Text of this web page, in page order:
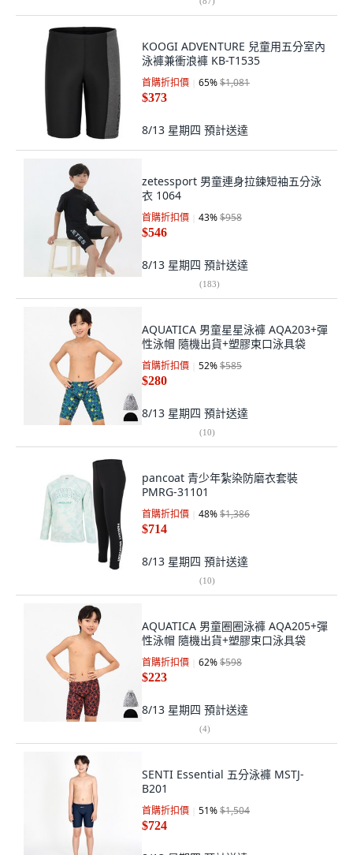
KOOGI ADVENTURE 兒童用五分室內
泳褲兼衝浪褲 KB-T1535
首購折扣價 65%$1,081
$373
8/13 星期四 預計送達
zetessport 男童連身拉鍊短袖五分泳
衣 1064
首購折扣價 43%$958
$546
8/13 星期四 預計送達
(183)
AQUATICA 男童星星泳褲 AQA203+彈
性泳帽 隨機出貨+塑膠束口泳具袋
首購折扣價 52%$585
$280
8/13 星期四 預計送達
(10)
pancoat 青少年紮染防磨衣套裝
PMRG-31101
首購折扣價 48%$1,386
$714
8/13 星期四 預計送達
(10)
AQUATICA 男童圈圈泳褲 AQA205+彈
性泳帽 隨機出貨+塑膠束口泳具袋
首購折扣價 62%$598
$223
8/13 星期四 預計送達
(4)
SENTI Essential 五分泳褲 MSTJ-
B201
首購折扣價 51%$1,504
$724